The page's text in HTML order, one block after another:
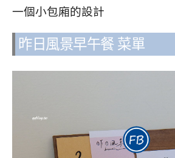
一個小包廂的設計
昨日風景早午餐 菜單